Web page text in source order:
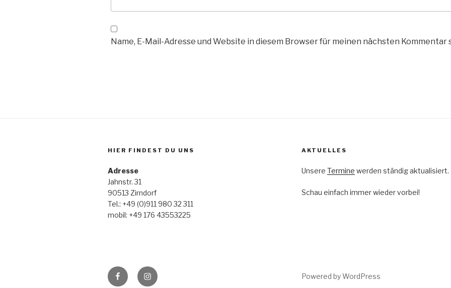
Name, E-Mail-Adresse und Website in diesem Browser für meinen nächsten Kommentar
HIER FINDEST DU UNS
Adresse
Jahnstr. 31
90513 Zirndorf
Tel.: +49 (0)911 980 32 311
mobil: +49 176 43553225
AKTUELLES
Unsere Termine werden ständig aktualisiert.
Schau einfach immer wieder vorbei!
FacebookInstagram Powered by WordPress